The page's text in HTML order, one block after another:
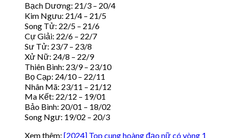
Bạch Dương: 21/3 – 20/4
Kim Ngưu: 21/4 – 21/5
Song Tử: 22/5 – 21/6
Cự Giải: 22/6 – 22/7
Sư Tử: 23/7 – 23/8
Xử Nữ: 24/8 – 22/9
Thiên Bình: 23/9 – 23/10
Bọ Cạp: 24/10 – 22/11
Nhân Mã: 23/11 – 21/12
Ma Kết: 22/12 – 19/01
Bảo Bình: 20/01 – 18/02
Song Ngư: 19/02 – 20/3
Xem thêm: [2024] Top cung hoàng đạo nữ có vòng 1